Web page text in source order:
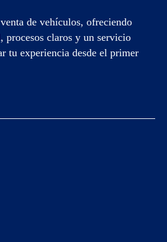
de vehículos, ofreciendo
procesos claros y un servicio
tu experiencia desde el primer